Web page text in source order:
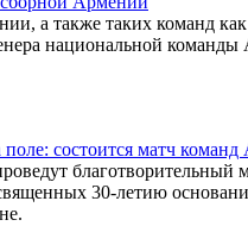
а также таких команд
национальной
состоится матч
благотворительный
30-летию